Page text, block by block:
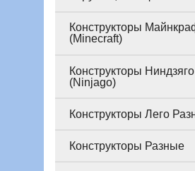
Конструкторы
(Minecraft)
Конструкторы Ниндзяго
(Ninjago)
Конструкторы Лего
Конструкторы Разные